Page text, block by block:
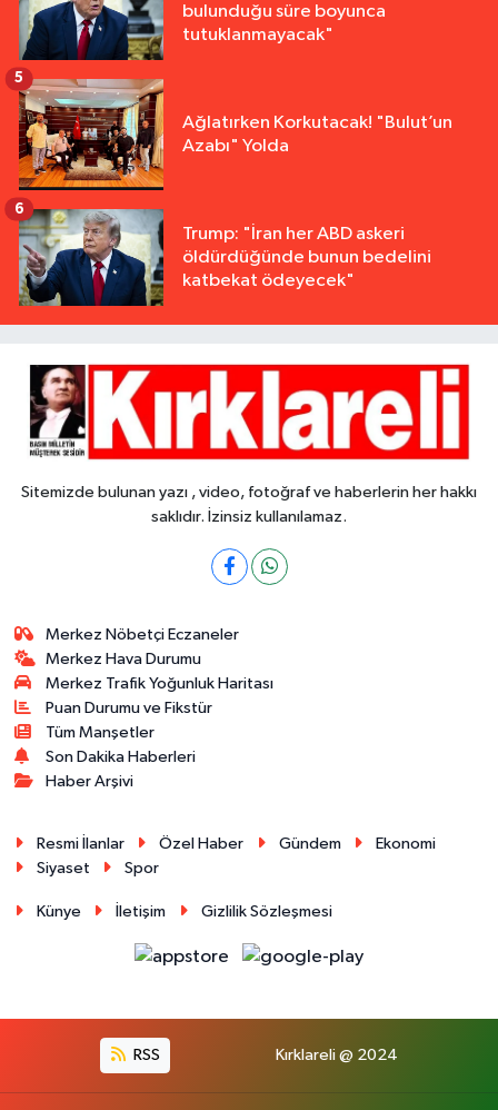
bulunduğu süre boyunca
tutuklanmayacak"
Ağlatırken Korkutacak! "Bulut’un
Azabı" Yolda
5
Trump: "İran her ABD askeri
öldürdüğünde bunun bedelini
katbekat ödeyecek"
6
Sitemizde bulunan yazı , video, fotoğraf ve haberlerin her hakkı
saklıdır. İzinsiz kullanılamaz.
Merkez Nöbetçi Eczaneler
Merkez Hava Durumu
Merkez Trafik Yoğunluk Haritası
Puan Durumu ve Fikstür
Tüm Manşetler
Son Dakika Haberleri
Haber Arşivi
Resmi İlanlar Özel Haber Gündem
Ekonomi
Siyaset
Spor
Künye İletişim Gizlilik Sözleşmesi
RSS Kırklareli @ 2024